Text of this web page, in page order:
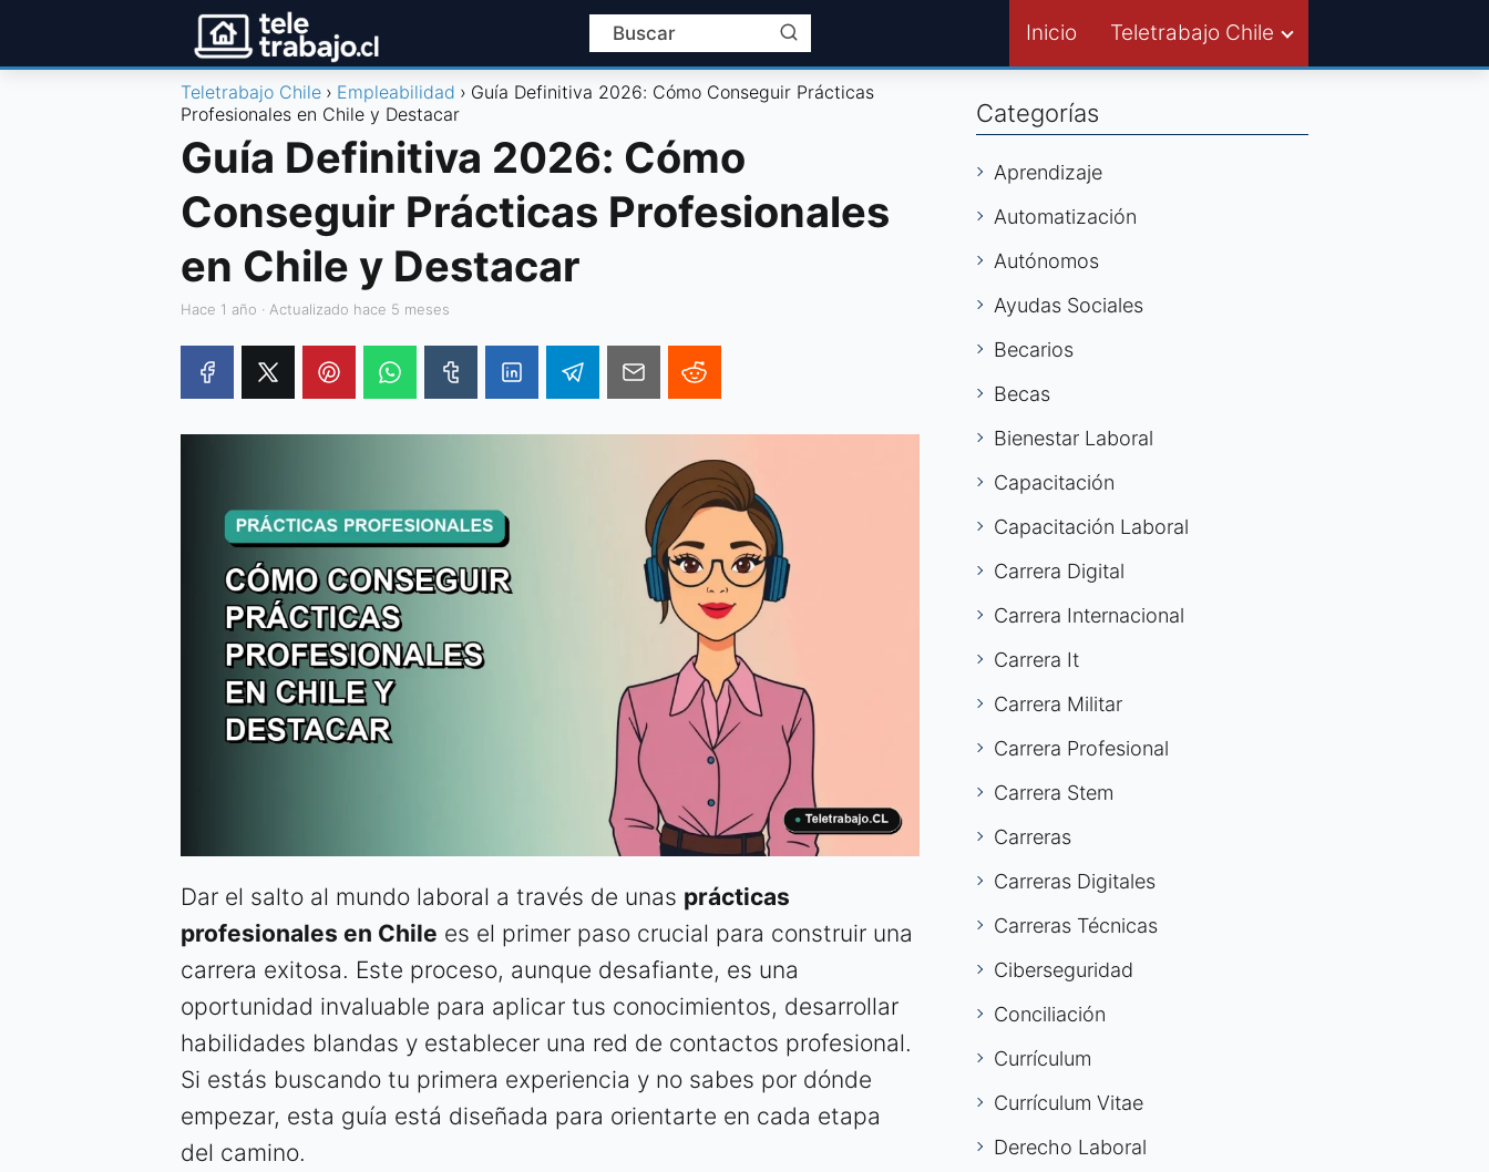
Inicio Teletrabajo Chile
Teletrabajo Chile Empleabilidad
Guía Definitiva 2026: Cómo Conseguir Prácticas
Profesionales en Chile y Destacar
Guía Definitiva 2026: Cómo
Conseguir Prácticas Profesionales
en Chile y Destacar
hace 1 año · Actualizado hace 5 meses
Dar el salto al mundo laboral a través de unas prácticas
profesionales en Chile es el primer paso crucial para construir una
carrera exitosa. Este proceso, aunque desafiante, es una
oportunidad invaluable para aplicar tus conocimientos, desarrollar
habilidades blandas y establecer una red de contactos profesional.
Si estás buscando tu primera experiencia y no sabes por dónde
empezar, esta guía está diseñada para orientarte en cada etapa
del camino.
Categorías
Aprendizaje
Automatización
Autónomos
Ayudas Sociales
Becarios
Becas
Bienestar Laboral
Capacitación
Capacitación Laboral
Carrera Digital
Carrera Internacional
Carrera It
Carrera Militar
Carrera Profesional
Carrera Stem
Carreras
Carreras Digitales
Carreras Técnicas
Ciberseguridad
Conciliación
Currículum
Currículum Vitae
Derecho Laboral